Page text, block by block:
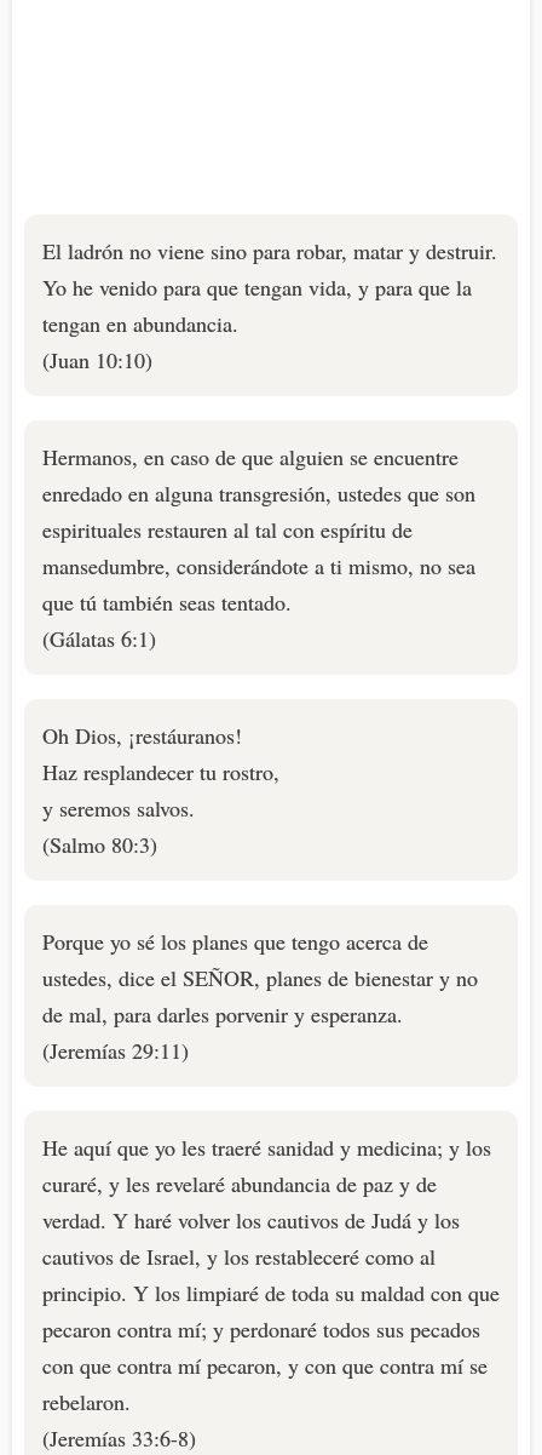
El ladrón no viene sino para robar, matar y destruir.
Yo he venido para que tengan vida, y para que la
tengan en abundancia.
(Juan 10:10)
Hermanos, en caso de que alguien se encuentre
enredado en alguna transgresión, ustedes que son
espirituales restauren al tal con espíritu de
mansedumbre, considerándote a ti mismo, no sea
que tú también seas tentado.
(Gálatas 6:1)
Oh Dios, ¡restáuranos!
Haz resplandecer tu rostro,
y seremos salvos.
(Salmo 80:3)
Porque yo sé los planes que tengo acerca de
ustedes, dice el SEÑOR, planes de bienestar y no
de mal, para darles porvenir y esperanza.
(Jeremías 29:11)
He aquí que yo les traeré sanidad y medicina; y los
curaré, y les revelaré abundancia de paz y de
verdad. Y haré volver los cautivos de Judá y los
cautivos de Israel, y los restableceré como al
principio. Y los limpiaré de toda su maldad con que
pecaron contra mí; y perdonaré todos sus pecados
con que contra mí pecaron, y con que contra mí se
rebelaron.
(Jeremías 33:6-8)